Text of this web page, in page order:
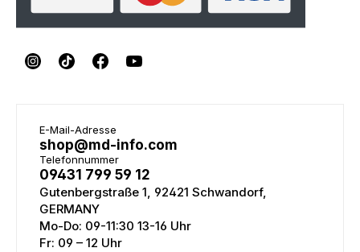
E-Mail-Adresse
shop@md-info.com
Telefonnummer
09431 799 59 12
Gutenbergstraße 1, 92421 Schwandorf,
GERMANY
Mo-Do: 09-11:30 13-16 Uhr
Fr: 09 – 12 Uhr